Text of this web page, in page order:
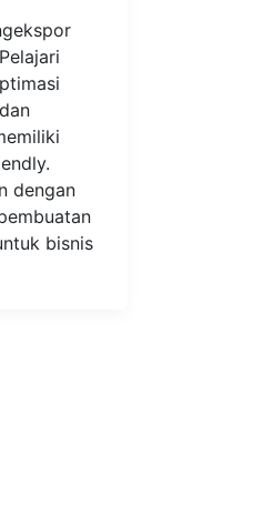
dengan
bisnis